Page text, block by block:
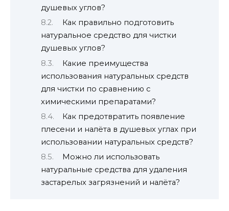
душевых углов?
Как правильно подготовить
натуральное средство для чистки
душевых углов?
Какие преимущества
использования натуральных средств
для чистки по сравнению с
химическими препаратами?
Как предотвратить появление
плесени и налёта в душевых углах при
использовании натуральных средств?
Можно ли использовать
натуральные средства для удаления
застарелых загрязнений и налёта?